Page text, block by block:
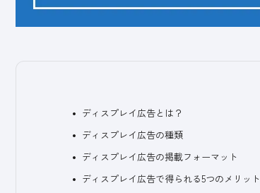
ディスプレイ広告とは？
ディスプレイ広告の種類
ディスプレイ広告の掲載フォーマット
ディスプレイ広告で得られる5つのメリット